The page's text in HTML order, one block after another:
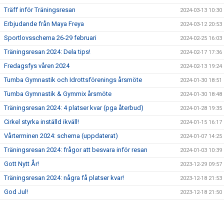
Träff inför Träningsresan 2024-03-13 10:30
Erbjudande från Maya Freya 2024-03-12 20:53
Sportlovsschema 26-29 februari 2024-02-25 16:03
Träningsresan 2024: Dela tips! 2024-02-17 17:36
Fredagsfys våren 2024 2024-02-13 19:24
Tumba Gymnastik och Idrottsförenings årsmöte 2024-01-30 18:51
Tumba Gymnastik & Gymmix årsmöte 2024-01-30 18:48
Träningsresan 2024: 4 platser kvar (pga återbud) 2024-01-28 19:35
Cirkel styrka inställd ikväll! 2024-01-15 16:17
Vårterminen 2024: schema (uppdaterat) 2024-01-07 14:25
Träningsresan 2024: frågor att besvara inför resan 2024-01-03 10:39
Gott Nytt År! 2023-12-29 09:57
Träningsresan 2024: några få platser kvar! 2023-12-18 21:53
God Jul! 2023-12-18 21:50